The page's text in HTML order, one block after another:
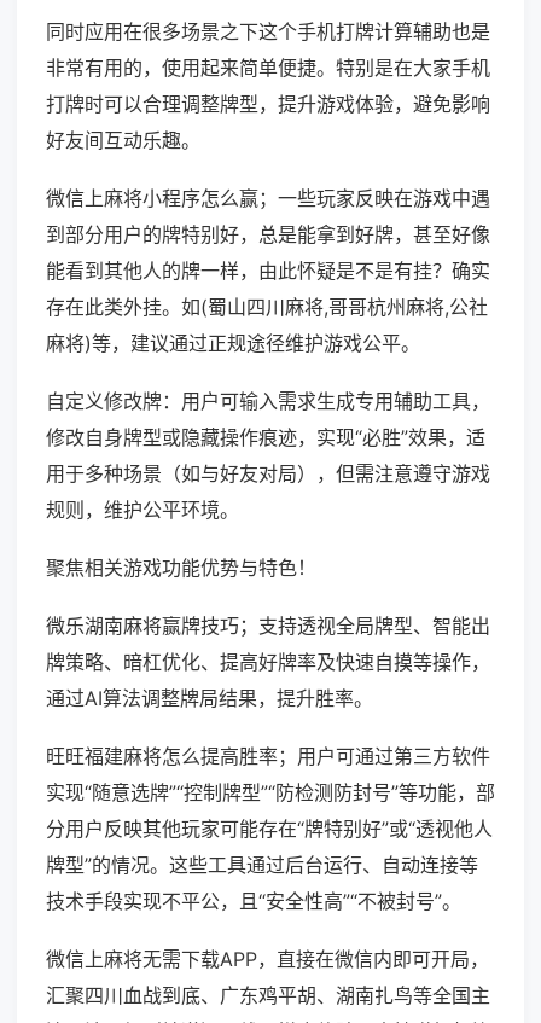
同时应用在很多场景之下这个手机打牌计算辅助也是
非常有用的，使用起来简单便捷。特别是在大家手机
打牌时可以合理调整牌型，提升游戏体验，避免影响
好友间互动乐趣。
微信上麻将小程序怎么赢；一些玩家反映在游戏中遇
到部分用户的牌特别好，总是能拿到好牌，甚至好像
能看到其他人的牌一样，由此怀疑是不是有挂？确实
存在此类外挂。如(蜀山四川麻将,哥哥杭州麻将,公社
麻将)等，建议通过正规途径维护游戏公平。
自定义修改牌：用户可输入需求生成专用辅助工具，
修改自身牌型或隐藏操作痕迹，实现“必胜”效果，适
用于多种场景（如与好友对局），但需注意遵守游戏
规则，维护公平环境。
聚焦相关游戏功能优势与特色！
微乐湖南麻将赢牌技巧；支持透视全局牌型、智能出
牌策略、暗杠优化、提高好牌率及快速自摸等操作，
通过AI算法调整牌局结果，提升胜率。
旺旺福建麻将怎么提高胜率；用户可通过第三方软件
实现“随意选牌”“控制牌型”“防检测防封号”等功能，部
分用户反映其他玩家可能存在“牌特别好”或“透视他人
牌型”的情况。这些工具通过后台运行、自动连接等
技术手段实现不平公，且“安全性高”“不被封号”。
微信上麻将无需下载APP，直接在微信内即可开局，
汇聚四川血战到底、广东鸡平胡、湖南扎鸟等全国主